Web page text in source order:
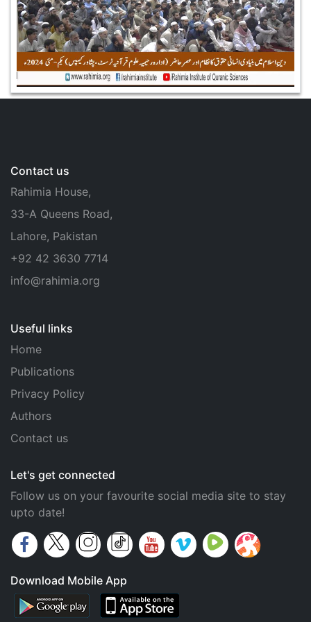
Contact us
Rahimia House,
33-A Queens Road,
Lahore, Pakistan
+92 42 3630 7714
info@rahimia.org
Useful links
Home
Publications
Privacy Policy
Authors
Contact us
Let's get connected
Follow us on your favourite social media site to stay
upto date!
Download Mobile App